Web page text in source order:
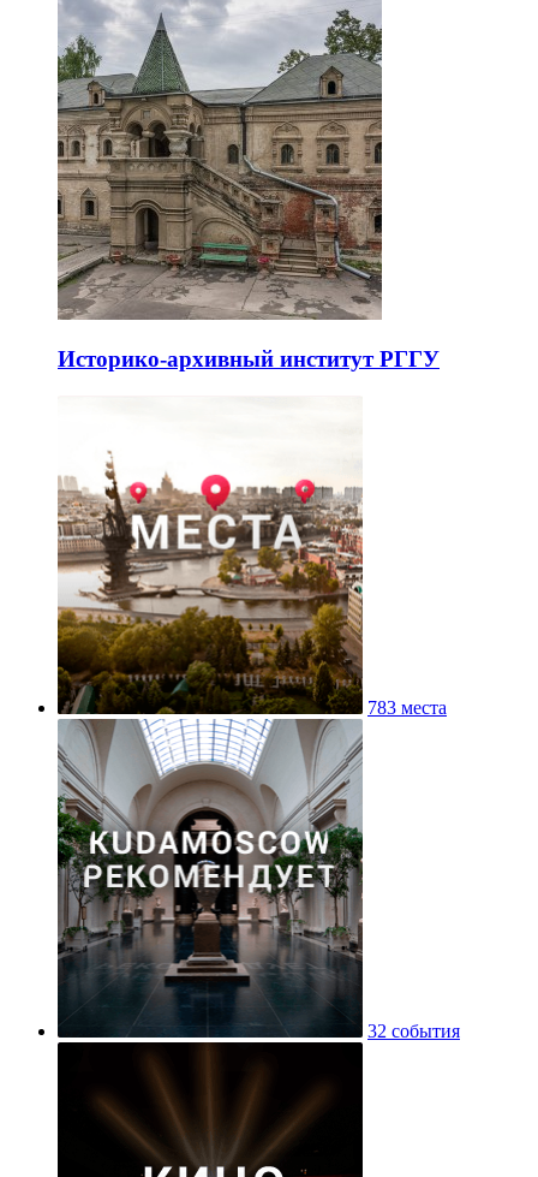
Историко-архивный институт РГГУ
783 места
32 события